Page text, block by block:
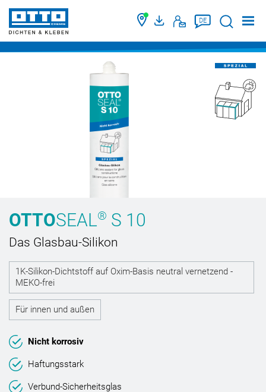
DE Suche
OTTOSEAL® S 10
Das Glasbau-Silikon
1K-Silikon-Dichtstoff auf Oxim-Basis neutral vernetzend -
MEKO-frei
Für innen und außen
Nicht korrosiv
Haftungsstark
Verbund-Sicherheitsglas